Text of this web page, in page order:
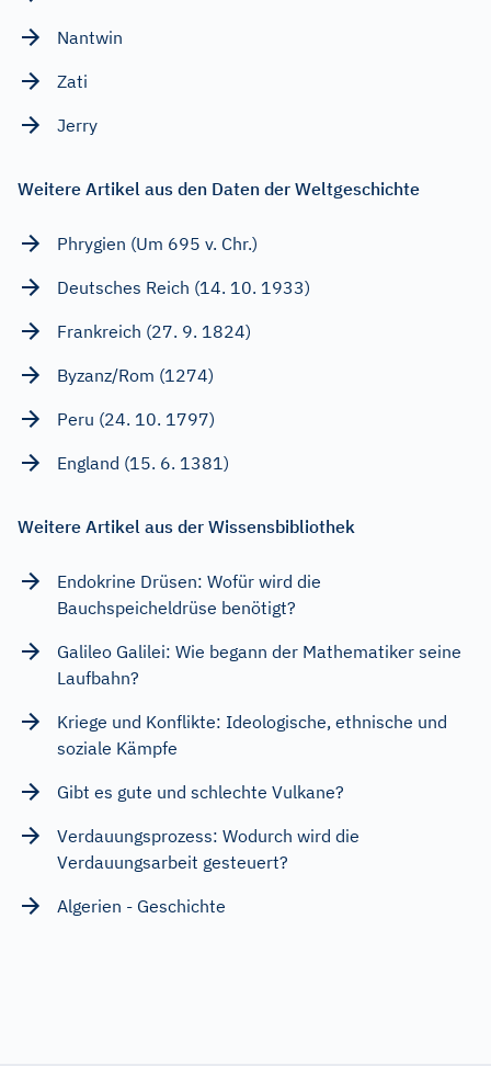
Nantwin
Zati
Jerry
Weitere Artikel aus den Daten der Weltgeschichte
Phrygien (Um 695 v. Chr.)
Deutsches Reich (14. 10. 1933)
Frankreich (27. 9. 1824)
Byzanz/Rom (1274)
Peru (24. 10. 1797)
England (15. 6. 1381)
Weitere Artikel aus der Wissensbibliothek
Endokrine Drüsen: Wofür wird die
Bauchspeicheldrüse benötigt?
Galileo Galilei: Wie begann der Mathematiker seine
Laufbahn?
Kriege und Konflikte: Ideologische, ethnische und
soziale Kämpfe
Gibt es gute und schlechte Vulkane?
Verdauungsprozess: Wodurch wird die
Verdauungsarbeit gesteuert?
Algerien - Geschichte